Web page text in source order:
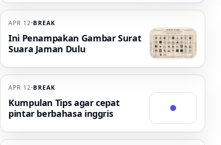
APR 12·BREAK
Ini Penampakan Gambar Surat
Suara Jaman Dulu
APR 12·BREAK
Kumpulan Tips agar cepat
pintar berbahasa inggris